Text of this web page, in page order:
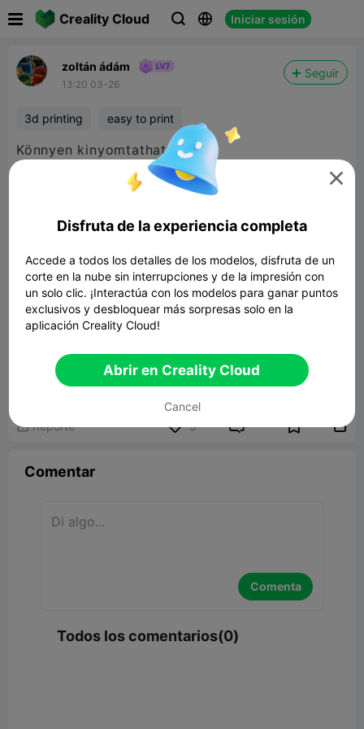
Creality Cloud   Iniciar sesión
zoltán ádám
13:20 03-26
Seguir
3d printing easy to print
Könnyen kinyomtatható.
Amphiptere Flexible Baby Dragon
Modelo 3D relacionado
 Reporte 5  
Comentar
Comenta
Todos los comentarios(0)

Disfruta de la experiencia completa
Accede a todos los detalles de los modelos, disfruta de un
corte en la nube sin interrupciones y de la impresión con
un solo clic. ¡Interactúa con los modelos para ganar puntos
exclusivos y desbloquear más sorpresas solo en la
aplicación Creality Cloud!
Abrir en Creality Cloud
Cancel